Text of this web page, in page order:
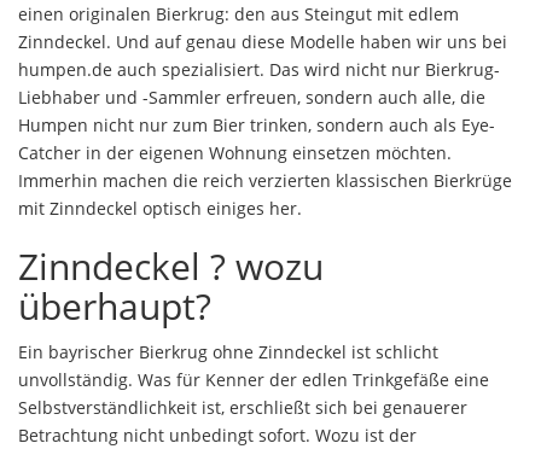
einen originalen Bierkrug: den aus Steingut mit edlem
Zinndeckel. Und auf genau diese Modelle haben wir uns bei
humpen.de auch spezialisiert. Das wird nicht nur Bierkrug-
Liebhaber und -Sammler erfreuen, sondern auch alle, die
Humpen nicht nur zum Bier trinken, sondern auch als Eye-
Catcher in der eigenen Wohnung einsetzen möchten.
Immerhin machen die reich verzierten klassischen Bierkrüge
mit Zinndeckel optisch einiges her.
Zinndeckel ? wozu
überhaupt?
Ein bayrischer Bierkrug ohne Zinndeckel ist schlicht
unvollständig. Was für Kenner der edlen Trinkgefäße eine
Selbstverständlichkeit ist, erschließt sich bei genauerer
Betrachtung nicht unbedingt sofort. Wozu ist der